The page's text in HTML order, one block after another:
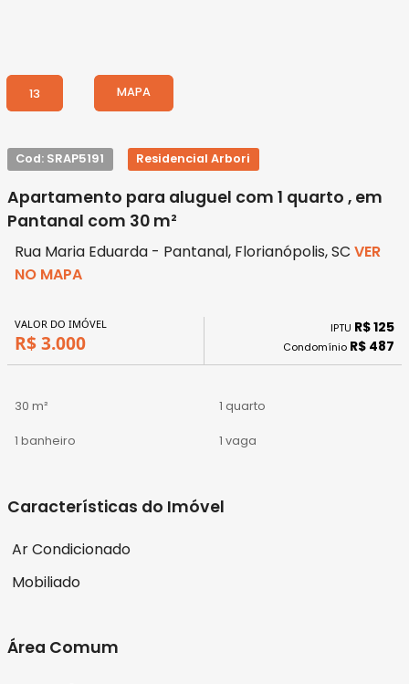
13 MAPA
Cod: SRAP5191 Residencial Arbori
Apartamento para aluguel com 1 quarto , em
Pantanal com 30 m²
Rua Maria Eduarda - Pantanal, Florianópolis, SC VER
NO MAPA
VALOR DO IMÓVEL
R$ 3.000
IPTU R$ 125
Condomínio R$ 487
30 m² 1 quarto
1 banheiro 1 vaga
Características do Imóvel
Ar Condicionado
Mobiliado
Área Comum